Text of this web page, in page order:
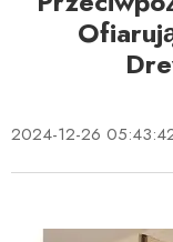
2024-12-26